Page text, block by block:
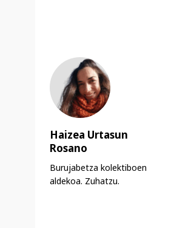
Haizea Urtasun
Rosano
Burujabetza kolektiboen
aldekoa. Zuhatzu.